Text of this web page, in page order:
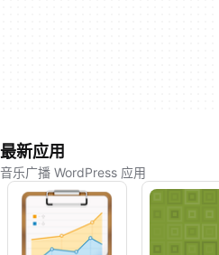
最新应用
音乐广播 WordPress 应用